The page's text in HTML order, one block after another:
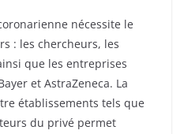
nécessite le
: les chercheurs, les
que les entreprises
et AstraZeneca. La
établissements tels que
du privé permet